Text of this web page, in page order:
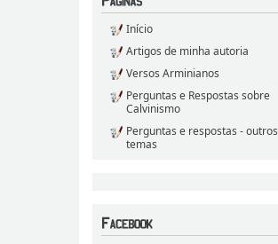
Início
Artigos de minha autoria
Versos Arminianos
Perguntas e Respostas sobre
Calvinismo
Perguntas e respostas - outros
temas